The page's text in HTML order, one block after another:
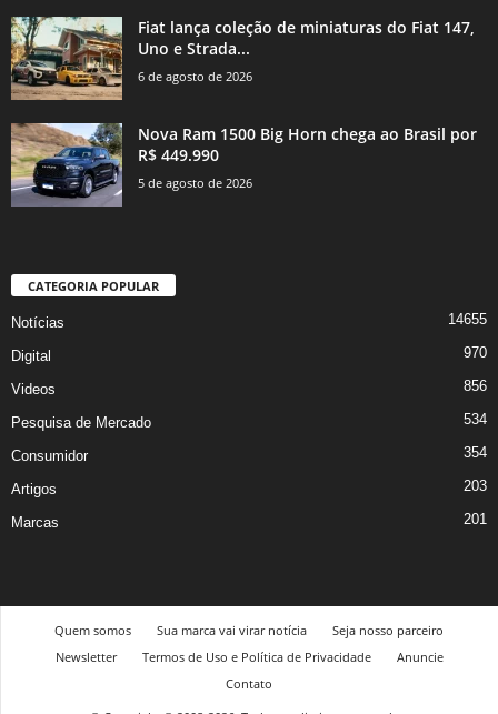
Fiat lança coleção de miniaturas do Fiat 147,
Uno e Strada...
6 de agosto de 2026
Nova Ram 1500 Big Horn chega ao Brasil por
R$ 449.990
5 de agosto de 2026
CATEGORIA POPULAR
Notícias 14655
Digital 970
Videos 856
Pesquisa de Mercado 534
Consumidor 354
Artigos 203
Marcas 201
Quem somos Sua marca vai virar notícia
Seja nosso parceiro
Newsletter
Termos de Uso e Política de Privacidade
Anuncie
Contato